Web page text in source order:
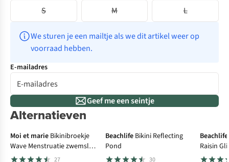
S
M L
We sturen je een mailtje als we dit artikel weer op
voorraad hebben.
E-mailadres
Geef me een seintje
Alternatieven
Menstruatiezwemslip
Moi et marie Bikinibroekje
Wave Menstruatie zwemslip
Lage Taille
27
Beachlife Bikini Reflecting
Pond
30
Beachlife
Raisin